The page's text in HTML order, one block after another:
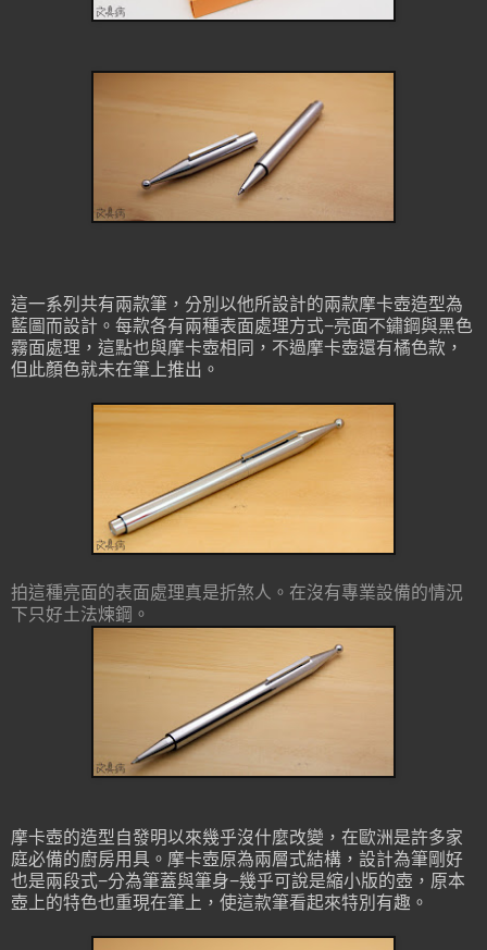
這一系列共有兩款筆，分別以他所設計的兩款摩卡壺造型為
藍圖而設計。每款各有兩種表面處理方式−亮面不鏽鋼與黑色
霧面處理，這點也與摩卡壺相同，不過摩卡壺還有橘色款，
但此顏色就未在筆上推出。
拍這種亮面的表面處理真是折煞人。在沒有專業設備的情況
下只好土法煉鋼。
摩卡壺的造型自發明以來幾乎沒什麼改變，在歐洲是許多家
庭必備的廚房用具。摩卡壺原為兩層式結構，設計為筆剛好
也是兩段式−分為筆蓋與筆身−幾乎可說是縮小版的壺，原本
壺上的特色也重現在筆上，使這款筆看起來特別有趣。